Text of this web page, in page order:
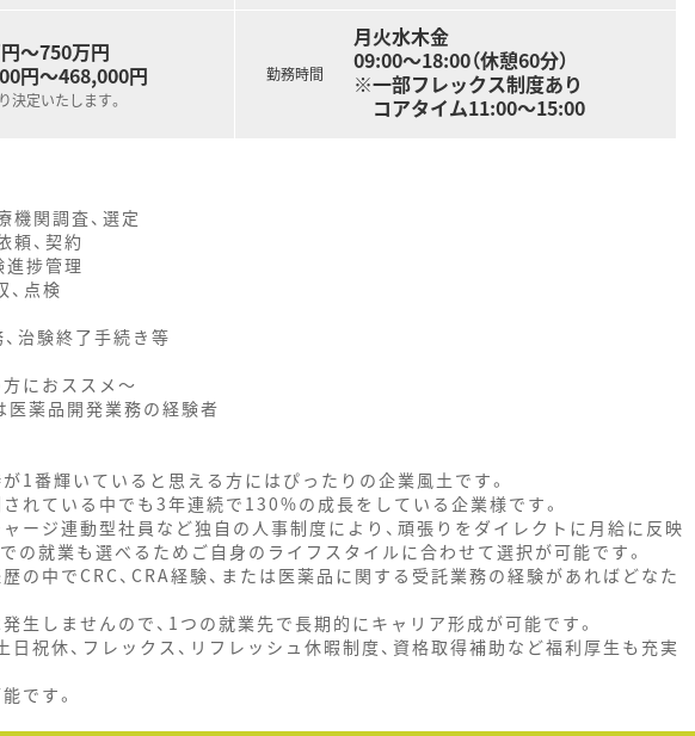
～750万円
円～468,000円
決定いたします。
勤務時間
月火水木金
09:00～18:00（休憩60分）
※一部フレックス制度あり
コアタイム11:00～15:00
機関調査、選定
頼、契約
進捗管理
、点検
、治験終了手続き等
におススメ～
医薬品開発業務の経験者
1番輝いていると思える方にはぴったりの企業風土です。
れている中でも3年連続で130%の成長をしている企業様です。
ージ連動型社員など独自の人事制度により、頑張りをダイレクトに月給に反映
の就業も選べるためご自身のライフスタイルに合わせて選択が可能です。
の中でCRC、CRA経験、または医薬品に関する受託業務の経験があればどなた
生しませんので、1つの就業先で長期的にキャリア形成が可能です。
祝休、フレックス、リフレッシュ休暇制度、資格取得補助など福利厚生も充実
です。